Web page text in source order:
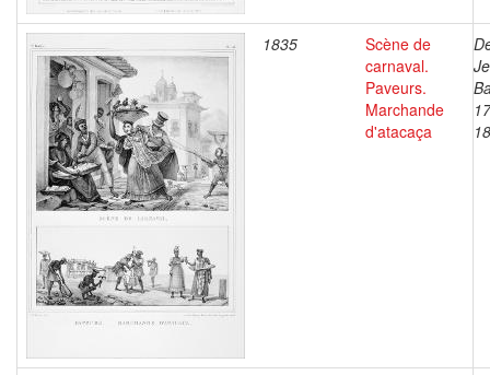
1835
Scène de
carnaval.
Paveurs.
Marchande
d'atacaça